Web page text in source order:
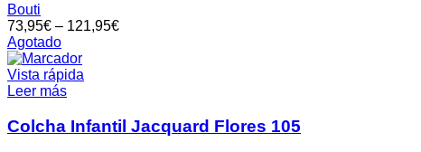
Bouti
73,95€ – 121,95€
Agotado
Vista rápida
Leer más
Colcha Infantil Jacquard Flores 105